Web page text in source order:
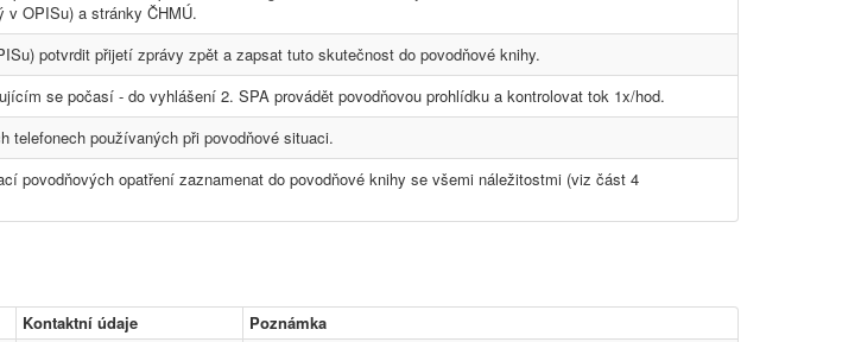
v OPISu) a stránky ČHMÚ.
potvrdit přijetí zprávy zpět a zapsat tuto skutečnost do povodňové knihy.
se počasí - do vyhlášení 2. SPA provádět povodňovou prohlídku a kontrolovat tok 1x/hod.
telefonech používaných při povodňové situaci.
povodňových opatření zaznamenat do povodňové knihy se všemi náležitostmi (viz část 4
Kontaktní údaje
Poznámka